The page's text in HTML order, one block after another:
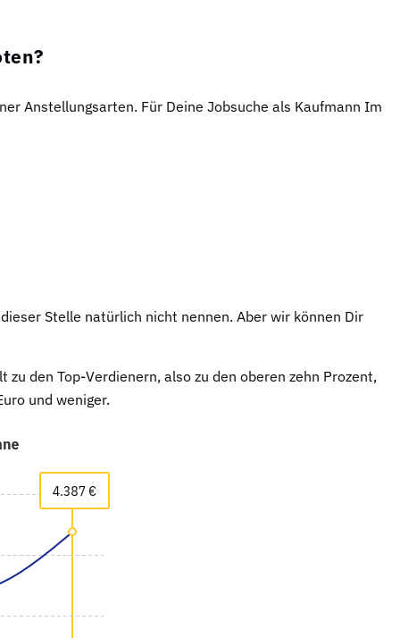
Anstellungsarten. Für Deine Jobsuche als Kaufmann Im
Stelle natürlich nicht nennen. Aber wir können Dir
den Top-Verdienern, also zu den oberen zehn Prozent,
und weniger.